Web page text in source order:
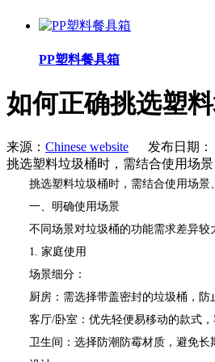
PP塑料餐具箱
如何正确挑选塑
来源： Chinese website 发布日期：
挑选塑料垃圾桶时，需结合使用场
挑选塑料垃圾桶时，需结合使用场景
一、明确使用场景
不同场景对垃圾桶的功能需求差异较
1. 家庭使用
场景细分：
厨房：需选择带盖密封的垃圾桶，防
客厅/卧室：优先轻便易移动的款式，
卫生间：选择防潮防霉材质，避免长